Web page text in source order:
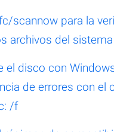
scannow para la
archivos del sistema
el disco con
de errores con el
/f